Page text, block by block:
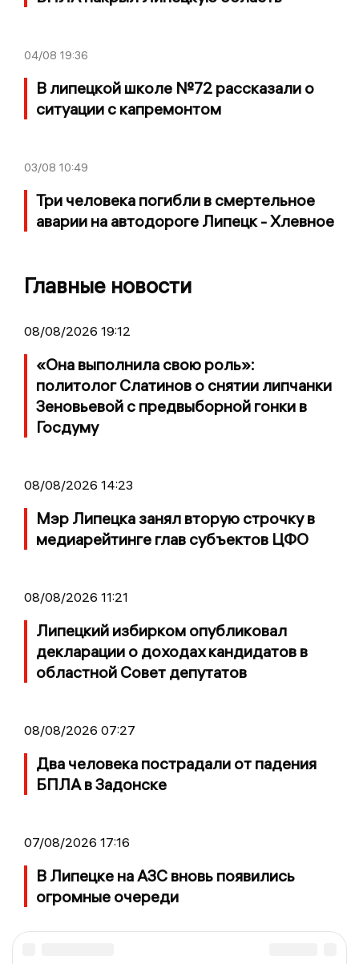
04/08 19:36
В липецкой школе №72 рассказали о
ситуации с капремонтом
03/08 10:49
Три человека погибли в смертельное
аварии на автодороге Липецк - Хлевное
Главные новости
08/08/2026 19:12
«Она выполнила свою роль»:
политолог Слатинов о снятии липчанки
Зеновьевой с предвыборной гонки в
Госдуму
08/08/2026 14:23
Мэр Липецка занял вторую строчку в
медиарейтинге глав субъектов ЦФО
08/08/2026 11:21
Липецкий избирком опубликовал
декларации о доходах кандидатов в
областной Совет депутатов
08/08/2026 07:27
Два человека пострадали от падения
БПЛА в Задонске
07/08/2026 17:16
В Липецке на АЗС вновь появились
огромные очереди